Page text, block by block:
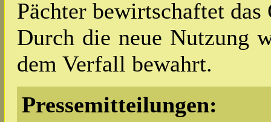
Pächter bewirtschaftet das
Durch die neue Nutzung
dem Verfall bewahrt.
Pressemitteilungen: